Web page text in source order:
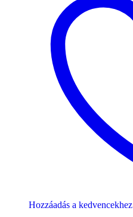
Hozzáadás a kedvencekhez